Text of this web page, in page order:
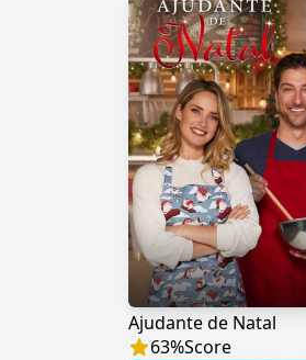
Ajudante de Natal
63%Score